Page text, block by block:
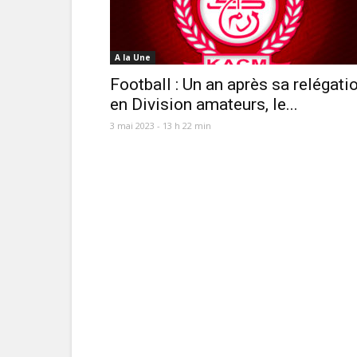
A la Une
Football : Un an après sa
en Division amateurs, le...
3 mai 2023 - 13 h 22 min